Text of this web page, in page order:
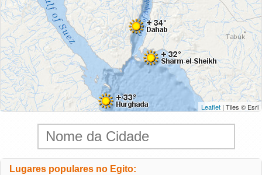
Leaflet | Tiles © Esri
Lugares populares no Egito: